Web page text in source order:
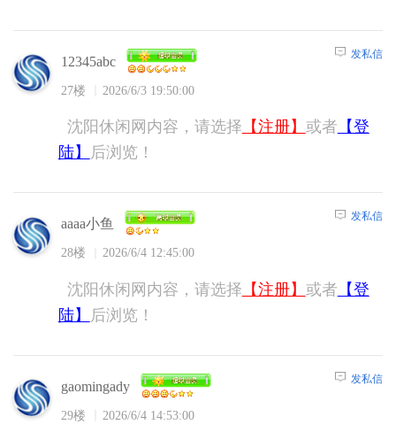
12345abc
27楼 2026/6/3 19:50:00
发私信
沈阳休闲网内容，请选择 【注册】 或者 【登
陆】
后浏览！
aaaa小鱼
28楼 2026/6/4 12:45:00
发私信
沈阳休闲网内容，请选择 【注册】 或者 【登
陆】
后浏览！
gaomingady
29楼 2026/6/4 14:53:00
发私信